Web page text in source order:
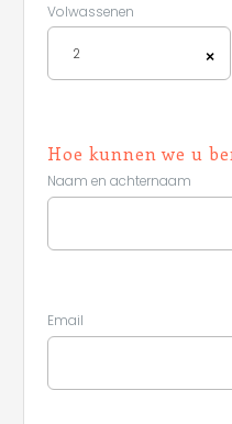
Volwassenen
×
2
Hoe kunnen we u
Naam en achternaam
Email